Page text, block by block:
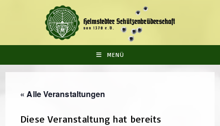
MENÜ
« Alle Veranstaltungen
Diese Veranstaltung hat bereits